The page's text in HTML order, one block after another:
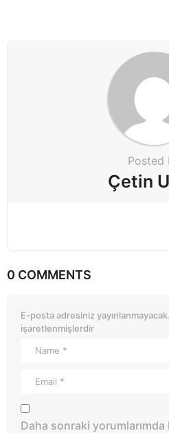
Posted
Çetin
0 COMMENTS
E-posta adresiniz yayınlanmayacak.
işaretlenmişlerdir
Daha sonraki yorumlarımda